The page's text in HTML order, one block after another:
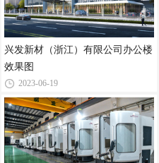
兴发新材（浙江）有限公司办公楼
效果图
2023-06-19